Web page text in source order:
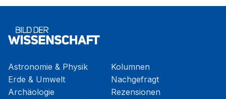
Astronomie & Physik
Erde & Umwelt
Archäologie
Kolumnen
Nachgefragt
Rezensionen